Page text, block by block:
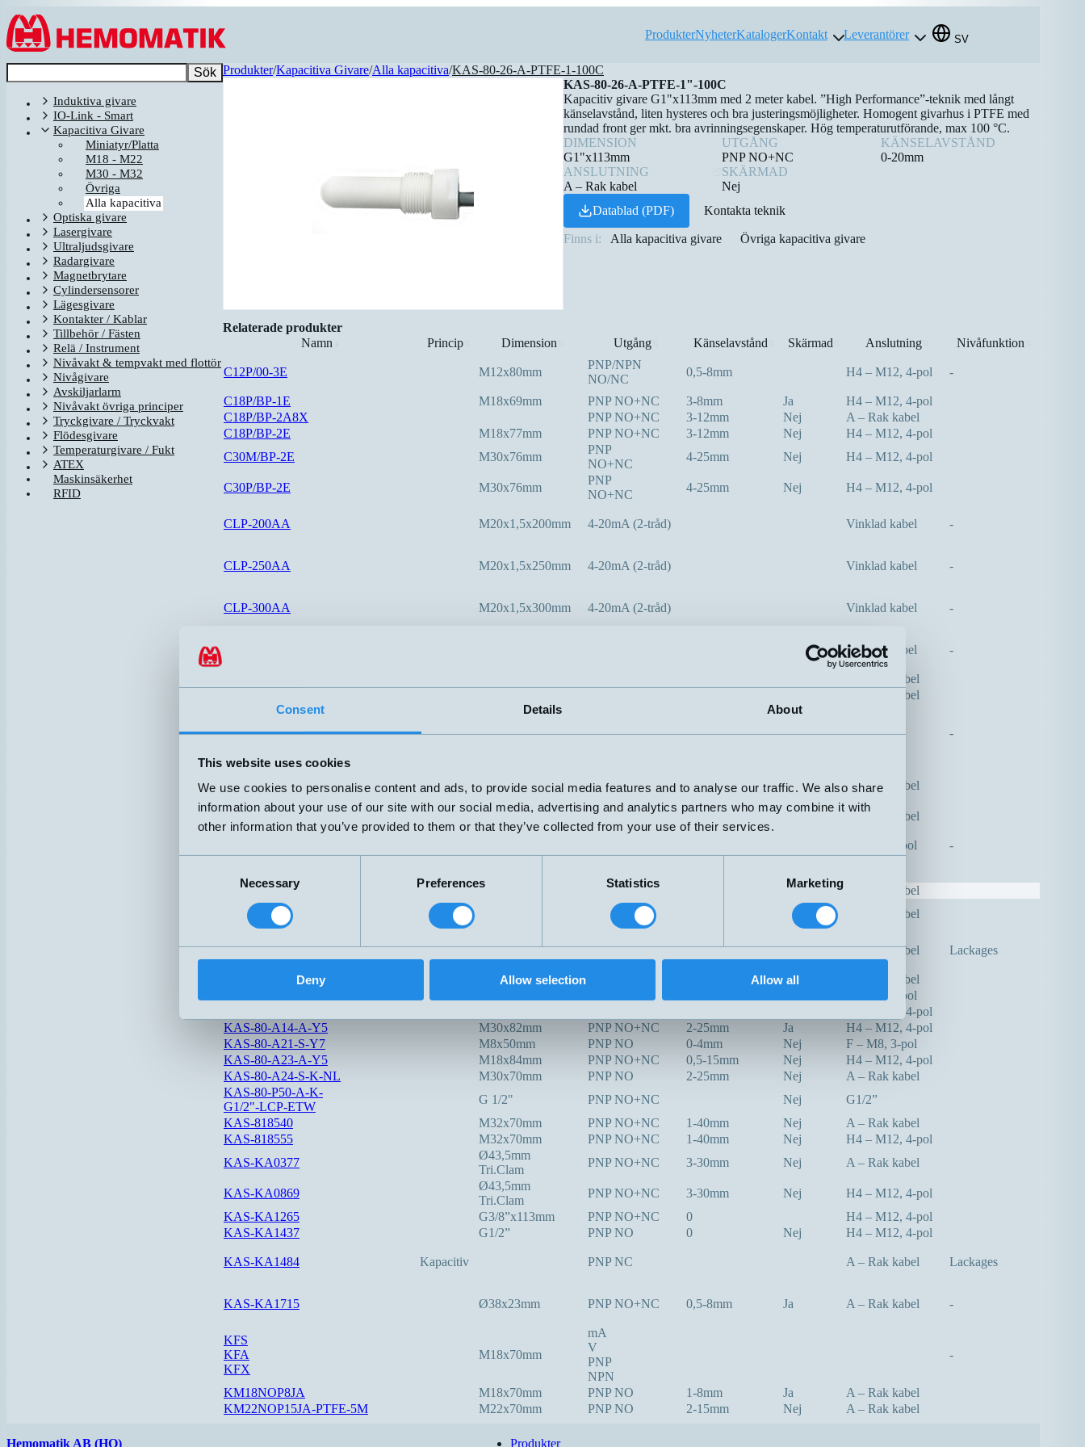
Consent Details About
This website uses cookies
We use cookies to personalise content and ads, to provide social media features and to analyse our traffic. We also share
information about your use of our site with our social media, advertising and analytics partners who may combine it with
other information that you’ve provided to them or that they’ve collected from your use of their services.
Necessary Preferences Statistics Marketing
Deny Allow selection Allow all
Hoppa till innehållet
ProdukterNyheterKatalogerKontakt Leverantörer SV
Sök
Induktiva givare
IO-Link - Smart
Kapacitiva Givare
Miniatyr/Platta
M18 - M22
M30 - M32
Övriga
Alla kapacitiva
Optiska givare
Lasergivare
Ultraljudsgivare
Radargivare
Magnetbrytare
Cylindersensorer
Lägesgivare
Kontakter / Kablar
Tillbehör / Fästen
Relä / Instrument
Nivåvakt & tempvakt med flottör
Nivågivare
Avskiljarlarm
Nivåvakt övriga principer
Tryckgivare / Tryckvakt
Flödesgivare
Temperaturgivare / Fukt
ATEX
Maskinsäkerhet
RFID
Produkter/Kapacitiva Givare/Alla kapacitiva/KAS-80-26-A-PTFE-1-100C
KAS-80-26-A-PTFE-1"-100C
Kapacitiv givare G1"x113mm med 2 meter kabel. ”High Performance”-teknik med långt
känselavstånd, liten hysteres och bra justeringsmöjligheter. Homogent givarhus i PTFE med
rundad front ger mkt. bra avrinningsegenskaper. Hög temperaturutförande, max 100 °C.
DIMENSION
G1"x113mm
UTGÅNG
PNP NO+NC
KÄNSELAVSTÅND
0-20mm
ANSLUTNING
A – Rak kabel
SKÄRMAD
Nej
Datablad (PDF)
Kontakta teknik
Finns i: Alla kapacitiva givare Övriga kapacitiva givare
Relaterade produkter
Namn
Princip⇅ Dimension Utgång Känselavstånd Skärmad Anslutning⇅ Nivåfunktion
C12P/00-3E M12x80mm
PNP/NPN
NO/NC
0,5-8mm H4 – M12, 4-pol -
C18P/BP-1E M18x69mm PNP NO+NC 3-8mm Ja
H4 – M12, 4-pol
C18P/BP-2A8X
PNP NO+NC 3-12mm Nej
A – Rak kabel
C18P/BP-2E
M18x77mm PNP NO+NC 3-12mm Nej
H4 – M12, 4-pol
C30M/BP-2E
M30x76mm
PNP
NO+NC
4-25mm Nej H4 – M12, 4-pol
C30P/BP-2E M30x76mm
PNP
NO+NC
4-25mm Nej H4 – M12, 4-pol
CLP-200AA M20x1,5x200mm 4-20mA (2-tråd) Vinklad kabel -
CLP-250AA M20x1,5x250mm 4-20mA (2-tråd) Vinklad kabel -
CLP-300AA M20x1,5x300mm 4-20mA (2-tråd) Vinklad kabel -
Vinklad kabel -
A – Rak kabel
A – Rak kabel
KFI
M18x70mm -
iDOL20-103275 69x100mm
20-280V
AC/DC
0-12mm Ja A – Rak kabel
iDOL27-105381 M30x117mm PNP NO+NC 0-20mm Nej A – Rak kabel
PNP/NPN
NO/NC
F – M8, 3-pol -
KAS-80-26-A-PTFE-1"-100C
G1"x113mm PNP NO+NC Nej
A – Rak kabel
KAS-80-26-A-PTFE-TRI-100C
PNP NO+NC Nej A – Rak kabel
KAS-80-30/EM-S-ETW Kapacitiv Ø30x14mm PNP NO 0-10mm Ja A – Rak kabel Lackages
KAS-80-35-A-M32-STEX M32x80mm Nej
A – Rak kabel
F – M8, 3-pol
H4 – M12, 4-pol
KAS-80-A14-A-Y5
M30x82mm PNP NO+NC 2-25mm Ja
H4 – M12, 4-pol
KAS-80-A21-S-Y7
M8x50mm PNP NO 0-4mm Nej
F – M8, 3-pol
KAS-80-A23-A-Y5
M18x84mm PNP NO+NC 0,5-15mm Nej
H4 – M12, 4-pol
KAS-80-A24-S-K-NL
M30x70mm PNP NO 2-25mm Nej
A – Rak kabel
KAS-80-P50-A-K-
G1/2"-LCP-ETW
G 1/2" PNP NO+NC Nej
G1/2”
KAS-818540
M32x70mm PNP NO+NC 1-40mm Nej
A – Rak kabel
KAS-818555
M32x70mm PNP NO+NC 1-40mm Nej
H4 – M12, 4-pol
KAS-KA0377
Ø43,5mm
Tri.Clam
PNP NO+NC 3-30mm Nej A – Rak kabel
KAS-KA0869
Ø43,5mm
Tri.Clam
PNP NO+NC 3-30mm Nej
H4 – M12, 4-pol
KAS-KA1265
G3/8”x113mm PNP NO+NC 0
H4 – M12, 4-pol
KAS-KA1437
G1/2” PNP NO 0 Nej H4 – M12, 4-pol
KAS-KA1484 Kapacitiv PNP NC A – Rak kabel Lackages
KAS-KA1715 Ø38x23mm PNP NO+NC 0,5-8mm Ja A – Rak kabel -
KFS
KFA
KFX
M18x70mm
mA
V
PNP
NPN
-
KM18NOP8JA M18x70mm PNP NO 1-8mm Ja
A – Rak kabel
KM22NOP15JA-PTFE-5M
M22x70mm PNP NO 2-15mm Nej A – Rak kabel
Hemomatik AB (HQ) Produkter